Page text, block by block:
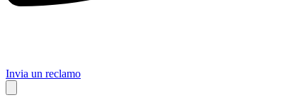
Invia un reclamo